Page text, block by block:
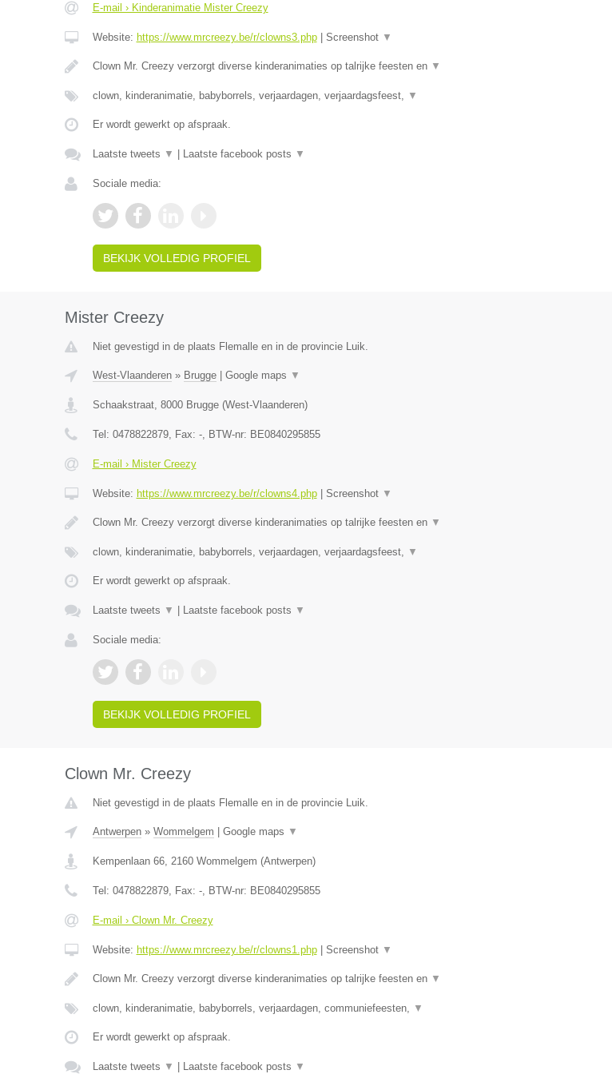
E-mail › Kinderanimatie Mister Creezy
Website: https://www.mrcreezy.be/r/clowns3.php| Screenshot ▼
Clown Mr. Creezy verzorgt diverse kinderanimaties op talrijke feesten en ▼
clown, kinderanimatie, babyborrels, verjaardagen, verjaardagsfeest, ▼
Er wordt gewerkt op afspraak.
Laatste tweets ▼ Laatste facebook posts ▼
Sociale media:
BEKIJK VOLLEDIG PROFIEL
Mister Creezy
Niet gevestigd in de plaats Flemalle en in de provincie Luik.
West-Vlaanderen» Brugge| Google maps ▼
Schaakstraat, 8000 Brugge(West-Vlaanderen)
Tel: 0478822879, Fax: -, BTW-nr: BE0840295855
E-mail › Mister Creezy
Website: https://www.mrcreezy.be/r/clowns4.php| Screenshot ▼
Clown Mr. Creezy verzorgt diverse kinderanimaties op talrijke feesten en ▼
clown, kinderanimatie, babyborrels, verjaardagen, verjaardagsfeest, ▼
Er wordt gewerkt op afspraak.
Laatste tweets ▼ Laatste facebook posts ▼
Sociale media:
BEKIJK VOLLEDIG PROFIEL
Clown Mr. Creezy
Niet gevestigd in de plaats Flemalle en in de provincie Luik.
Antwerpen» Wommelgem Google maps ▼
Kempenlaan 66, 2160 Wommelgem (Antwerpen)
Tel: 0478822879, Fax: -, BTW-nr: BE0840295855
E-mail › Clown Mr. Creezy
Website: https://www.mrcreezy.be/r/clowns1.php| Screenshot ▼
Clown Mr. Creezy verzorgt diverse kinderanimaties op talrijke feesten en ▼
clown, kinderanimatie, babyborrels, verjaardagen, communiefeesten, ▼
Er wordt gewerkt op afspraak.
Laatste tweets ▼ Laatste facebook posts ▼